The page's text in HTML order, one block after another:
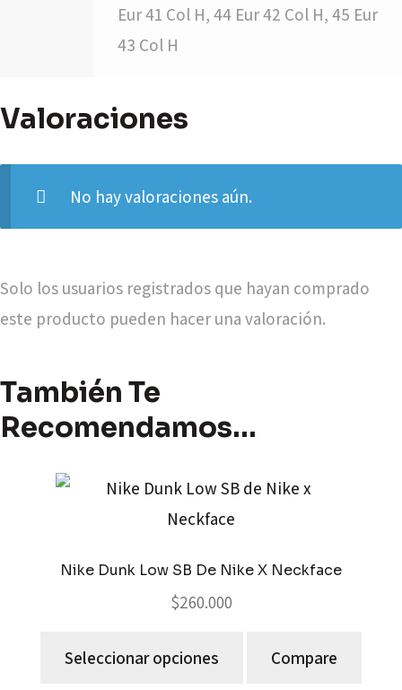
Eur 41 Col H, 44 Eur 42 Col H, 45 Eur
43 Col H
Valoraciones
No hay valoraciones aún.
Solo los usuarios registrados que hayan comprado
este producto pueden hacer una valoración.
También Te
Recomendamos…
Nike Dunk Low SB De Nike X Neckface
$260.000
Seleccionar opciones Compare